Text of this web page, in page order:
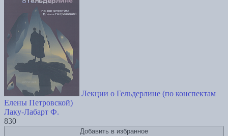
Лекции о Гельдерлине (по конспектам
Елены Петровской)
Лаку-Лабарт Ф.
830
Добавить в избранное